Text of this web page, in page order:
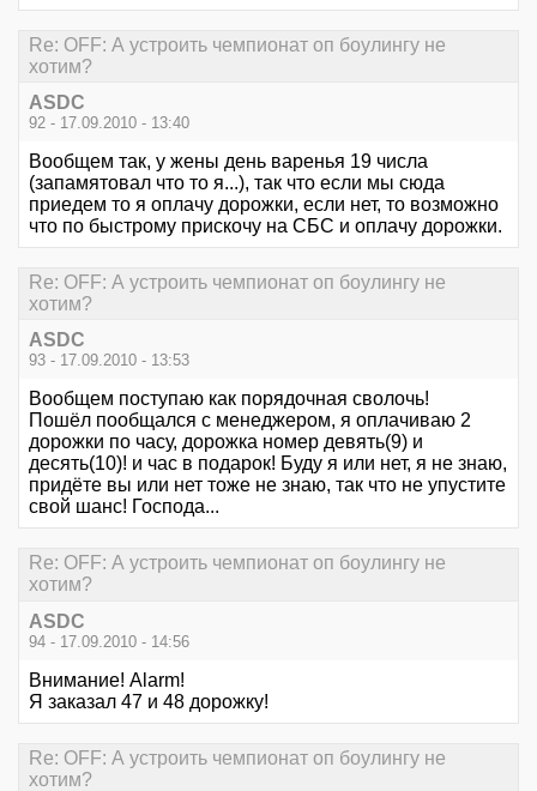
Re: OFF: А устроить чемпионат оп боулингу не
хотим?
ASDC
92 - 17.09.2010 - 13:40
Вообщем так, у жены день варенья 19 числа
(запамятовал что то я...), так что если мы сюда
приедем то я оплачу дорожки, если нет, то возможно
что по быстрому прискочу на СБС и оплачу дорожки.
Re: OFF: А устроить чемпионат оп боулингу не
хотим?
ASDC
93 - 17.09.2010 - 13:53
Вообщем поступаю как порядочная сволочь!
Пошёл пообщался с менеджером, я оплачиваю 2
дорожки по часу, дорожка номер девять(9) и
десять(10)! и час в подарок! Буду я или нет, я не знаю,
придёте вы или нет тоже не знаю, так что не упустите
свой шанс! Господа...
Re: OFF: А устроить чемпионат оп боулингу не
хотим?
ASDC
94 - 17.09.2010 - 14:56
Внимание! Alarm!
Я заказал 47 и 48 дорожку!
Re: OFF: А устроить чемпионат оп боулингу не
хотим?